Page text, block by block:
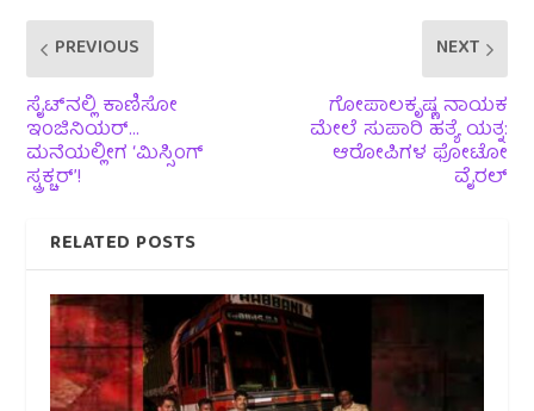
PREVIOUS
ಸೈಟ್‌ನಲ್ಲಿ ಕಾಣಿಸೋ
ಇಂಜಿನಿಯರ್…
ಮನೆಯಲ್ಲೀಗ ‘ಮಿಸ್ಸಿಂಗ್
ಸ್ಟ್ರಕ್ಚರ್’!
NEXT
ಗೋಪಾಲಕೃಷ್ಣ ನಾಯಕ
ಮೇಲೆ ಸುಪಾರಿ ಹತ್ಯೆ ಯತ್ನ:
ಆರೋಪಿಗಳ ಫೋಟೋ
ವೈರಲ್
RELATED POSTS